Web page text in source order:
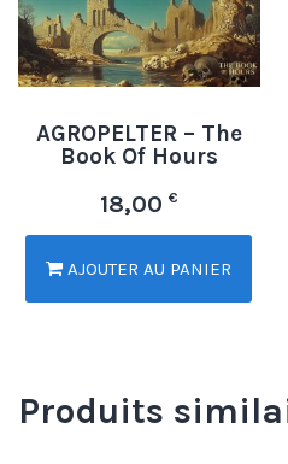
AGROPELTER – The
Book Of Hours
18,00 €
AJOUTER AU PANIER
Produits